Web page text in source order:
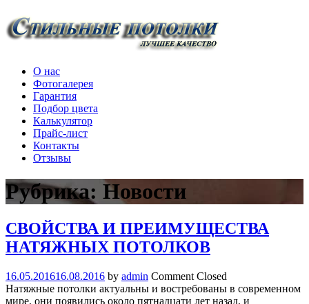
О нас
Фотогалерея
Гарантия
Подбор цвета
Калькулятор
Прайс-лист
Контакты
Отзывы
Рубрика: Новости
СВОЙСТВА И ПРЕИМУЩЕСТВА
НАТЯЖНЫХ ПОТОЛКОВ
16.05.201616.08.2016 by admin Comment Closed
Натяжные потолки актуальны и востребованы в современном
мире, они появились около пятнадцати лет назад, и